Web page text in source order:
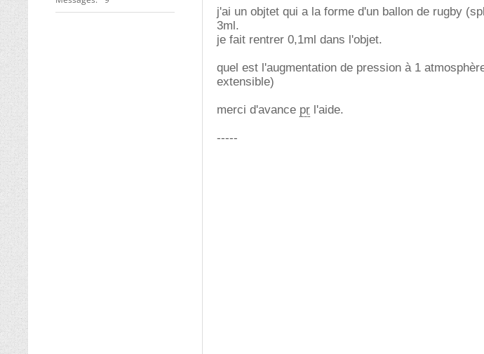
j'ai un objtet qui a la forme d'un ballon de rugby
3ml.
je fait rentrer 0,1ml dans l'objet.
quel est l'augmentation de pression à 1
extensible)
merci d'avance pr l'aide.
-----